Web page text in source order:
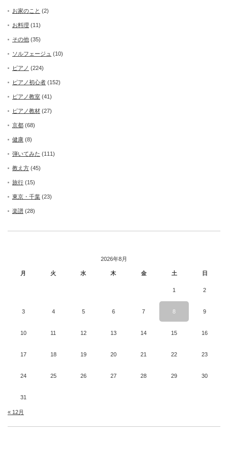
お家のこと (2)
お料理 (11)
その他 (35)
ソルフェージュ (10)
ピアノ (224)
ピアノ初心者 (152)
ピアノ教室 (41)
ピアノ教材 (27)
京都 (68)
健康 (8)
弾いてみた (111)
教え方 (45)
旅行 (15)
東京・千葉 (23)
楽譜 (28)
2026年8月
月 火 水 木 金 土 日
1 2
3 4 5 6 7 8 9
10 11 12 13 14 15 16
17 18 19 20 21 22 23
24 25 26 27 28 29 30
31
« 12月